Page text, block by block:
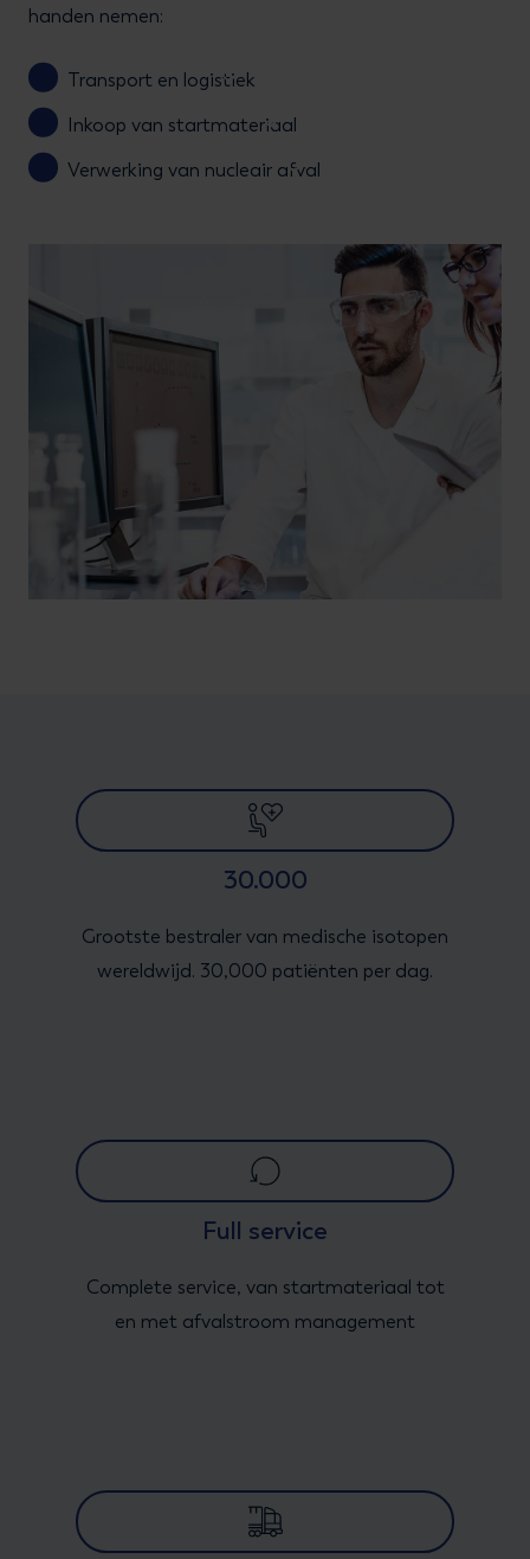
handen nemen:
Transport en logistiek
Inkoop van startmateriaal
Verwerking van nucleair afval
30.000
Grootste bestraler van medische isotopen
wereldwijd. 30,000 patiënten per dag.
Full service
Complete service, van startmateriaal tot
en met afvalstroom management